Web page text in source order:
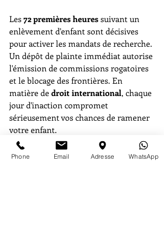
Les 72 premières heures suivant un
enlèvement d'enfant sont décisives
pour activer les mandats de recherche.
Un dépôt de plainte immédiat autorise
l'émission de commissions rogatoires
et le blocage des frontières. En
matière de droit international, chaque
jour d'inaction compromet
sérieusement vos chances de ramener
votre enfant.
Mesures préventives à
Phone Email Adresse WhatsApp